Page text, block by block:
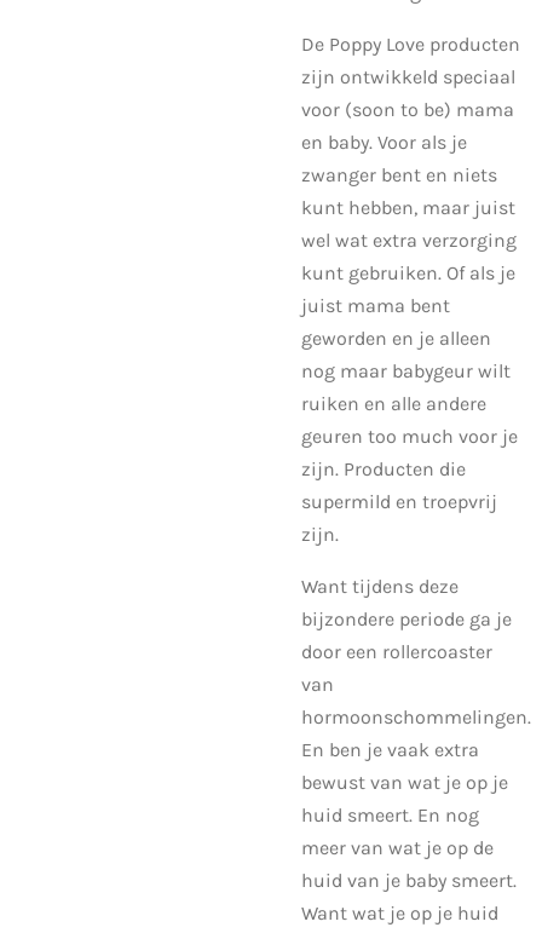
De Poppy Love producten
zijn ontwikkeld speciaal
voor (soon to be) mama
en baby. Voor als je
zwanger bent en niets
kunt hebben, maar juist
wel wat extra verzorging
kunt gebruiken. Of als je
juist mama bent
geworden en je alleen
nog maar babygeur wilt
ruiken en alle andere
geuren too much voor je
zijn. Producten die
supermild en troepvrij
zijn.
Want tijdens deze
bijzondere periode ga je
door een rollercoaster
van
hormoonschommelingen.
En ben je vaak extra
bewust van wat je op je
huid smeert. En nog
meer van wat je op de
huid van je baby smeert.
Want wat je op je huid